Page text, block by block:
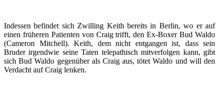
Indessen befindet sich Zwilling Keith bereits in Berlin, wo er auf
einen früheren Patienten von Craig trifft, den Ex-Boxer Bud Waldo
(Cameron Mitchell). Keith, dem nicht entgangen ist, dass sein
Bruder irgendwie seine Taten telepathisch mitverfolgen kann, gibt
sich Bud Waldo gegenüber als Craig aus, tötet Waldo und will den
Verdacht auf Craig lenken.